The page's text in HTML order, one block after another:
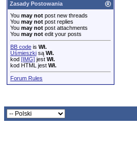
Zasady Postowania
You may not post new threads
You may not post replies
You may not post attachments
You may not edit your posts
BB code is Wł.
Uśmieszki są Wł.
kod [IMG] jest Wł.
kod HTML jest Wł.
Forum Rules